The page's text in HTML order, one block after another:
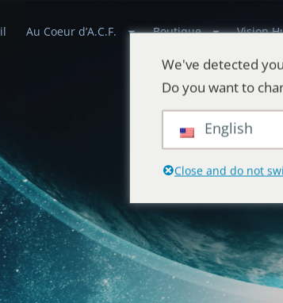
Au Coeur d’A.C.F. Boutique Vision
Célestes
sur la Terre et dans l'Univers
We've detected
Do you want to
English
Close and do not